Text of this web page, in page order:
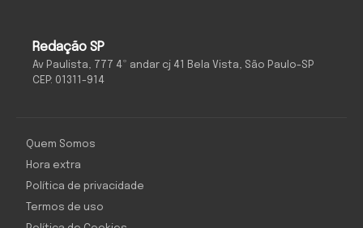
Redação SP
Av Paulista, 777 4º andar cj 41 Bela Vista, São Paulo-SP
CEP: 01311-914
Quem Somos
Hora extra
Política de privacidade
Termos de uso